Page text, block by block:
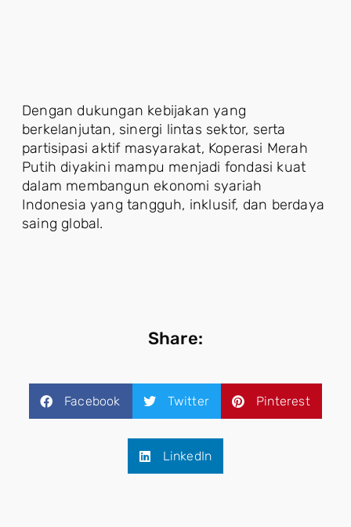
Dengan dukungan kebijakan yang
berkelanjutan, sinergi lintas sektor, serta
partisipasi aktif masyarakat, Koperasi Merah
Putih diyakini mampu menjadi fondasi kuat
dalam membangun ekonomi syariah
Indonesia yang tangguh, inklusif, dan berdaya
saing global.
Share:
Facebook Twitter Pinterest
LinkedIn